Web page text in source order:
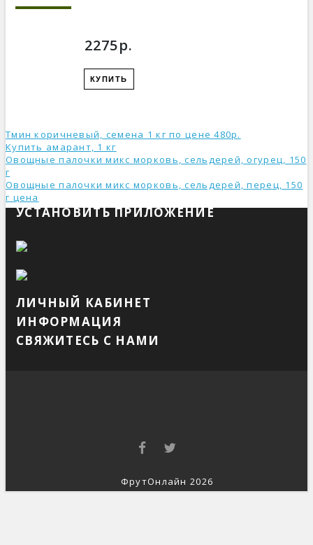
2275р.
КУПИТЬ
Тмин коричневый, семена 1 кг по цене 480р.
Купить амарант, 1 кг
Овощные палочки микс морковь, сельдерей, огурец, 150
г
Овощные палочки микс морковь, сельдерей, перец, 150
г ценa
УСТАНОВИТЬ ПРИЛОЖЕНИЕ
ЛИЧНЫЙ КАБИНЕТ
ИНФОРМАЦИЯ
СВЯЖИТЕСЬ С НАМИ
ФрутОнлайн 2026